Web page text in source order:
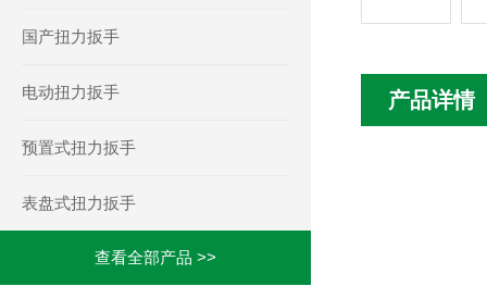
国产扭力扳手
电动扭力扳手
预置式扭力扳手
表盘式扭力扳手
查看全部产品 >>
产品详情